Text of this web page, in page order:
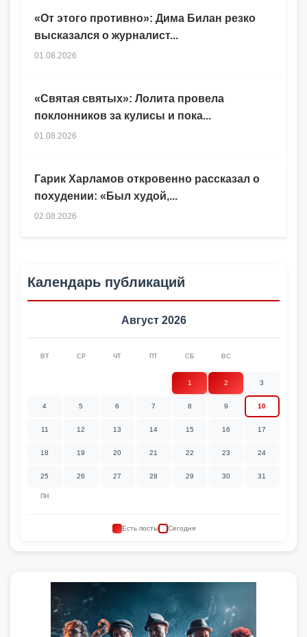
Гарик Харламов откровенно рассказал о
похудении: «Был худой,...
02.08.2026
«От этого противно»: Дима Билан резко
высказался о журналист...
01.08.2026
«Святая святых»: Лолита провела
поклонников за кулисы и пока...
01.08.2026
Календарь публикаций
Август 2026
ПН
ВТ СР ЧТ ПТ СБ ВС
1 2 3
4 5 6 7 8 9 10
11 12 13 14 15 16 17
18 19 20 21 22 23 24
25 26 27 28 29 30 31
Есть посты Сегодня